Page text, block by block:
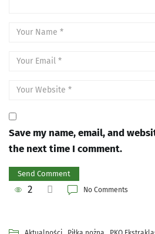
Save my name, email, and
the next time I comment.
2 No Comments